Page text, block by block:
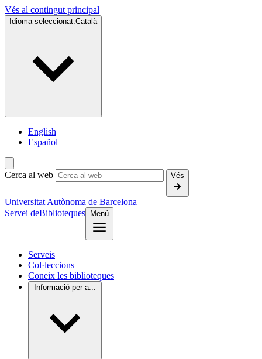
Vés al contingut principal
Idioma seleccionat:Català
English
Español
Cerca al web Vés
Universitat Autònoma de Barcelona
Servei deBiblioteques Menú
Serveis
Col·leccions
Coneix les biblioteques
Informació per a...